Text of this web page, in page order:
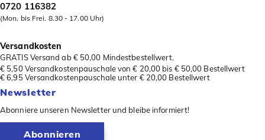
0720 116382
(Mon. bis Frei. 8.30 - 17.00 Uhr)
Versandkosten
GRATIS Versand ab € 50,00 Mindestbestellwert.
€ 5,50 Versandkostenpauschale von € 20,00 bis € 50,00 Bestellwert
€ 6,95 Versandkostenpauschale unter € 20,00 Bestellwert
Newsletter
Abonniere unseren Newsletter und bleibe informiert!
Abonnieren